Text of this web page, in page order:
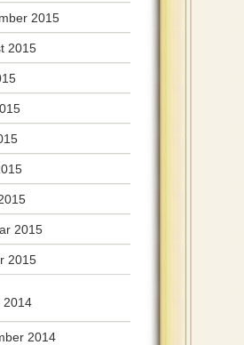
2015
2015
2015
2015
2014
2014